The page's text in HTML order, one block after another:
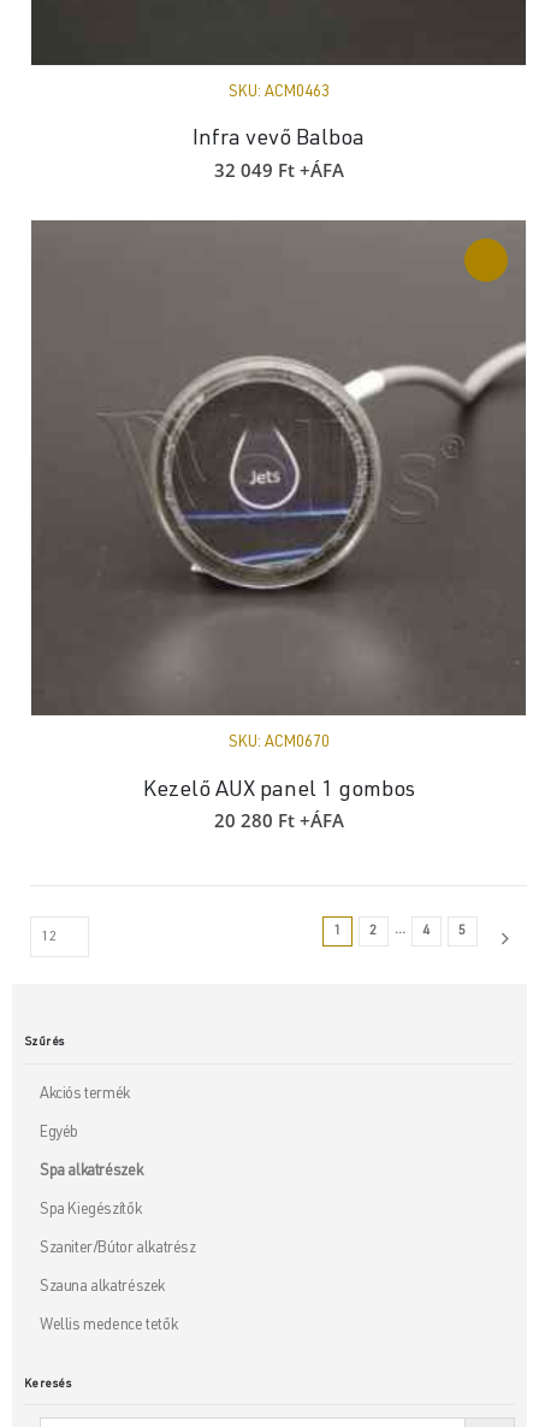
SKU: ACM0463
Infra vevő Balboa
32 049 Ft+ÁFA
SKU: ACM0670
Kezelő AUX panel 1 gombos
20 280 Ft+ÁFA
1 2 … 4 5
Szűrés
Akciós termék
Egyéb
Spa alkatrészek
Spa Kiegészítők
Szaniter/Bútor alkatrész
Szauna alkatrészek
Wellis medence tetők
Keresés